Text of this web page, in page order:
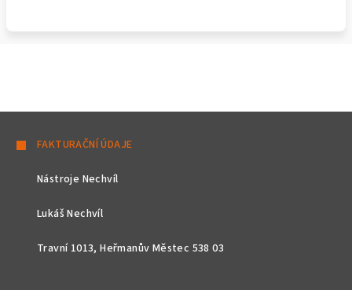
FAKTURAČNÍ ÚDAJE
Nástroje Nechvíl
Lukáš Nechvíl
Travní 1013, Heřmanův Městec 538 03